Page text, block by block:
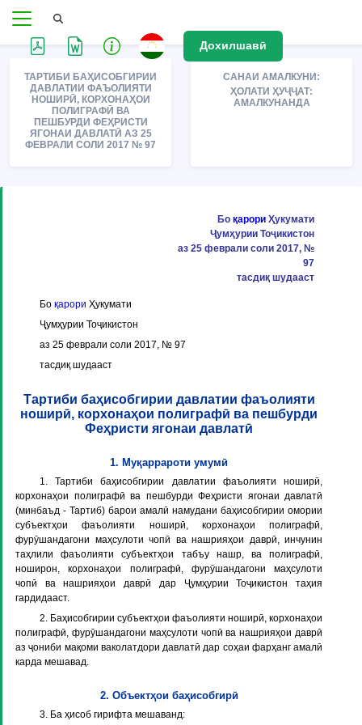
Дохилшавӣ
ТАРТИБИ БАҲИСОБГИРИИ
ДАВЛАТИИ ФАЪОЛИЯТИ
НОШИРӢ, КОРХОНАҲОИ
ПОЛИГРАФӢ ВА
ПЕШБУРДИ ФЕҲРИСТИ
ЯГОНАИ ДАВЛАТӢ АЗ 25
ФЕВРАЛИ СОЛИ 2017 № 97
САНАИ АМАЛКУНИ:
ҲОЛАТИ ҲУҶҶАТ:
АМАЛКУНАНДА
Бо қарори Ҳукумати
Ҷумҳурии Тоҷикистон
аз 25 феврали соли 2017, №
97
тасдиқ шудааст
Бо қарори Ҳукумати
Ҷумҳурии Тоҷикистон
аз 25 феврали соли 2017, № 97
тасдиқ шудааст
Тартиби баҳисобгирии давлатии фаъолияти
ноширӣ, корхонаҳои полиграфӣ ва пешбурди
Феҳристи ягонаи давлатӣ
1. Муқаррароти умумӣ
1. Тартиби баҳисобгирии давлатии фаъолияти ноширӣ,
корхонаҳои полиграфӣ ва пешбурди Феҳристи ягонаи давлатӣ
(минбаъд - Тартиб) барои амалӣ намудани баҳисобгирии омории
субъектҳои фаъолияти ноширӣ, корхонаҳои полиграфӣ,
фурӯшандагони маҳсулоти чопӣ ва нашрияҳои даврӣ, инчунин
таҳлили фаъолияти субъектҳои табъу нашр, ва полиграфӣ,
ноширон, корхонаҳои полиграфӣ, фурӯшандагони маҳсулоти
чопӣ ва нашрияҳои даврӣ дар Ҷумҳурии Тоҷикистон таҳия
гардидааст.
2. Баҳисобгирии субъектҳои фаъолияти ноширӣ, корхонаҳои
полиграфӣ, фурӯшандагони маҳсулоти чопӣ ва нашрияҳои даврӣ
аз ҷониби мақоми ваколатдори давлатӣ дар соҳаи фарҳанг амалӣ
карда мешавад.
2. Объектҳои баҳисобгирӣ
3. Ба ҳисоб гирифта мешаванд: